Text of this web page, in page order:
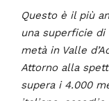
Questo è il più
una superficie di
metà in Valle
Attorno alla
supera i 4.000